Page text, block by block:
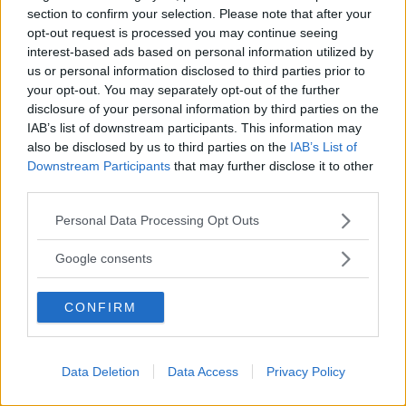
section to confirm your selection. Please note that after your
opt-out request is processed you may continue seeing
interest-based ads based on personal information utilized by
us or personal information disclosed to third parties prior to
your opt-out. You may separately opt-out of the further
disclosure of your personal information by third parties on the
IAB’s list of downstream participants. This information may
also be disclosed by us to third parties on the IAB’s List of
Downstream Participants that may further disclose it to other
Please note that this website/app uses one or more Google
not limited to your visit or usage behaviour. You may click to
use your data for below specified purposes in below Google
consent section.
Personal Data Processing Opt Outs
Google consents
CONFIRM
Data Deletion Data Access Privacy Policy
fantastiska klocka vill rengöra den. Hur gör man det på bästa
sätt? funkar tvål och vatten eller hur ska man gå till väga för att
få den ren och fin?
rengöring-klockor-klocka-värt-länk
Svar: 18
Forum:Hemslöjd, modd och fix
Bra medel för att tvätta tavlor
hallå där tänkte kolla om någon har ngt bra medel för att tvätta
klocktavlor ??
simonmanollo Tråd 28 Augusti 2017
rengöra
Forum:Vintage
Tips på hur man ska rengöra klockan?
man rengör sin klocka själv - tänker mest på urtavlan, vågar inte
börja plocka isär automatdelar osv. släng gärna goda tips! Har
ett par vintage klockor som jag skulle gärna rengöra lite på
Ansawatch Tråd 2 Juni 2017
rengöring-klockor-klocka-värt-länk